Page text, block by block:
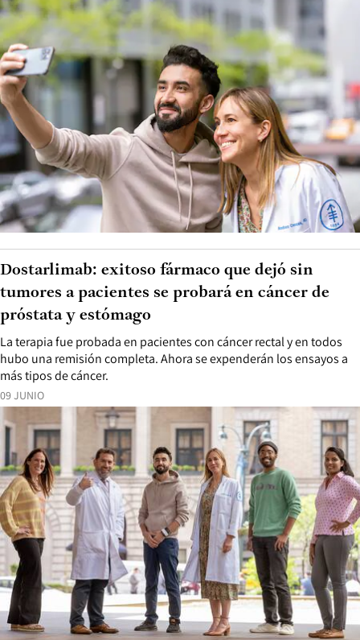
09 JUNIO
La terapia fue probada en pacientes con cáncer rectal y en todos
hubo una remisión completa. Ahora se expenderán los ensayos a
más tipos de cáncer.
Dostarlimab: exitoso fármaco que dejó sin
tumores a pacientes se probará en cáncer de
próstata y estómago